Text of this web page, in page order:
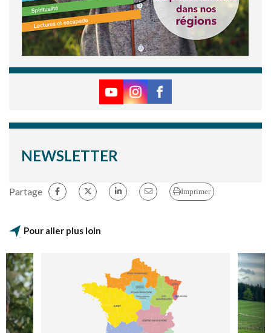
NEWSLETTER
Partage Imprimer
Pour aller plus loin